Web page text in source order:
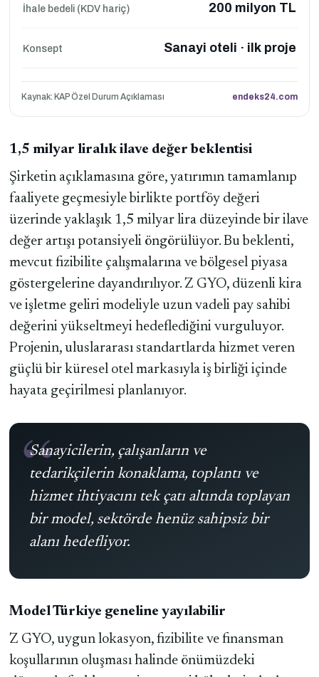
İhale bedeli (KDV hariç) 200 milyon TL
Konsept Sanayi oteli · ilk proje
Kaynak: KAP Özel Durum Açıklaması endeks24.com
1,5 milyar liralık ilave değer beklentisi
Şirketin açıklamasına göre, yatırımın tamamlanıp
faaliyete geçmesiyle birlikte portföy değeri
üzerinde yaklaşık 1,5 milyar lira düzeyinde bir ilave
değer artışı potansiyeli öngörülüyor. Bu beklenti,
mevcut fizibilite çalışmalarına ve bölgesel piyasa
göstergelerine dayandırılıyor. Z GYO, düzenli kira
ve işletme geliri modeliyle uzun vadeli pay sahibi
değerini yükseltmeyi hedeflediğini vurguluyor.
Projenin, uluslararası standartlarda hizmet veren
güçlü bir küresel otel markasıyla iş birliği içinde
hayata geçirilmesi planlanıyor.
Sanayicilerin, çalışanların ve
tedarikçilerin konaklama, toplantı ve
hizmet ihtiyacını tek çatı altında toplayan
bir model, sektörde henüz sahipsiz bir
alanı hedefliyor.
Model Türkiye geneline yayılabilir
Z GYO, uygun lokasyon, fizibilite ve finansman
koşullarının oluşması halinde önümüzdeki